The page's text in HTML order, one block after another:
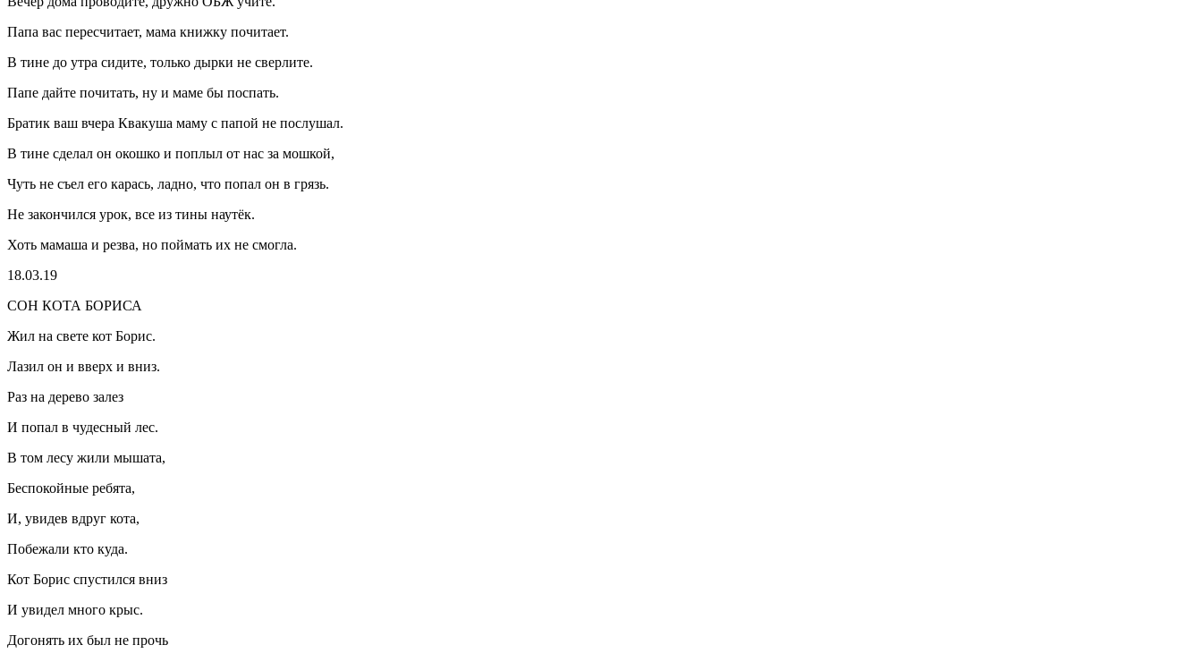
Папа вас пересчитает, мама книжку почитает.
В тине до утра сидите, только дырки не сверлите.
Папе дайте почитать, ну и маме бы поспать.
Братик ваш вчера Квакуша маму с папой не послушал.
В тине сделал он окошко и поплыл от нас за мошкой,
Чуть не съел его карась, ладно, что попал он в грязь.
Не закончился урок, все из тины наутёк.
Хоть мамаша и резва, но поймать их не смогла.
18.03.19
СОН КОТА БОРИСА
Жил на свете кот Борис.
Лазил он и вверх и вниз.
Раз на дерево залез
И попал в чудесный лес.
В том лесу жили мышата,
Беспокойные ребята,
И, увидев вдруг кота,
Побежали кто куда.
Кот Борис спустился вниз
И увидел много крыс.
Догонять их был не прочь